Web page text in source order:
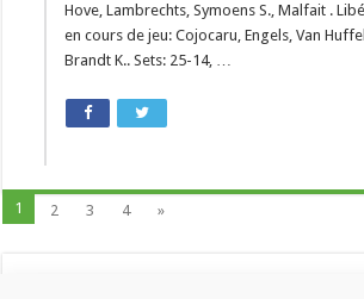
Hove, Lambrechts, Symoens S., Malfait .
en cours de jeu: Cojocaru, Engels, Van
Brandt K.. Sets: 25-14, …
1 2 3 4 »